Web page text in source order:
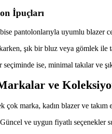
İpuçları
pantolonlarıyla uyumlu blazer
şık bir bluz veya gömlek
seçiminde ise, minimal takılar ve
ve
çok marka, kadın blazer ve
ve uygun fiyatlı seçenekler